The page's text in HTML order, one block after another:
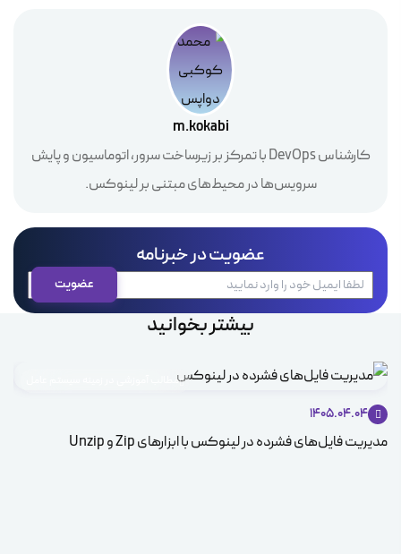
m.kokabi
کارشناس DevOps با تمرکز بر زیرساخت سرور، اتوماسیون و پایش
سرویس‌ها در محیط‌های مبتنی بر لینوکس.
عضویت در خبرنامه
بیشتر بخوانید
مطالب آموزشی در زمینه سیستم عامل
1405.04.04
مدیریت فایل‌های فشرده در لینوکس با ابزارهای Zip و Unzip